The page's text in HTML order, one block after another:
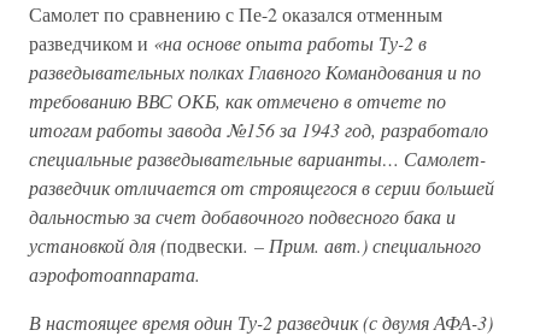
Самолет по сравнению с Пе-2 оказался отменным
разведчиком и «на основе опыта работы Ту-2 в
разведывательных полках Главного Командования и по
требованию ВВС ОКБ, как отмечено в отчете по
итогам работы завода №156 за 1943 год, разработало
специальные разведывательные варианты… Самолет-
разведчик отличается от строящегося в серии большей
дальностью за счет добавочного подвесного бака и
установкой для (подвески. – Прим. авт.) специального
аэрофотоаппарата.
В настоящее время один Ту-2 разведчик (с двумя АФА-3)